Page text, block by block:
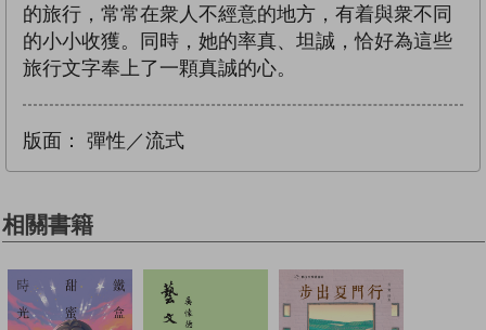
的旅行，常常在衆人不經意的地方，有着與衆不同
的小小收獲。同時，她的率真、坦誠，恰好為這些
旅行文字奉上了一顆真誠的心。
版面： 彈性／流式
相關書籍